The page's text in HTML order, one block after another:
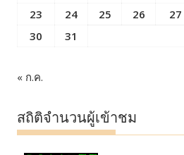
23
24 25 26 27
30
31
« ก.ค.
สถิติจำนวนผู้เข้าชม